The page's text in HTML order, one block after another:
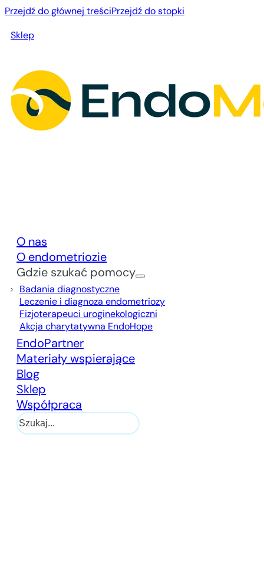
Przejdź do głównej treściPrzejdź do stopki
Sklep
O nas
O endometriozie
Gdzie szukać pomocy
Badania diagnostyczne
Leczenie i diagnoza endometriozy
Fizjoterapeuci uroginekologiczni
Akcja charytatywna EndoHope
EndoPartner
Materiały wspierające
Blog
Sklep
Współpraca
Szukaj